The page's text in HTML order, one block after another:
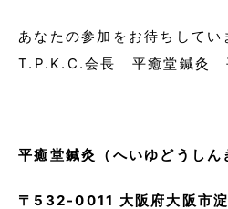
あなたの参加をお待
T.P.K.C.会長 平癒堂鍼灸
平癒堂鍼灸（へいゆどうしん
〒532-0011 大阪府大阪市